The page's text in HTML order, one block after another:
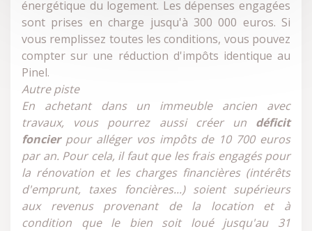
énergétique du logement. Les dépenses engagées
sont prises en charge jusqu'à 300 000 euros. Si
vous remplissez toutes les conditions, vous pouvez
compter sur une réduction d'impôts identique au
Pinel.
Autre piste
En achetant dans un immeuble ancien avec
travaux, vous pourrez aussi créer un déficit
foncierpour alléger vos impôts de 10 700 euros
par an. Pour cela, il faut que les frais engagés pour
la rénovation et les charges financières (intérêts
d'emprunt, taxes foncières...) soient supérieurs
aux revenus provenant de la location et à
condition que le bien soit loué jusqu'au 31